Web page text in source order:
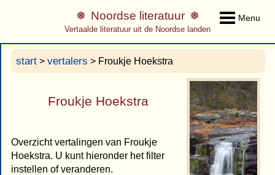
Menu
Noordse literatuur
Vertaalde literatuur uit de Noordse landen
start > vertalers > Froukje Hoekstra
Froukje Hoekstra
Overzicht vertalingen van Froukje
Hoekstra. U kunt hieronder het filter
instellen of veranderen.